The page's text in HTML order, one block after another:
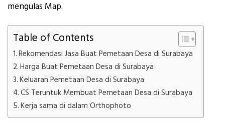
mengulas Map.
Table of Contents
Rekomendasi Jasa Buat Pemetaan Desa di Surabaya
Harga Buat Pemetaan Desa di Surabaya
Keluaran Pemetaan Desa di Surabaya
CS Teruntuk Membuat Pemetaan Desa di Surabaya
Kerja sama di dalam Orthophoto